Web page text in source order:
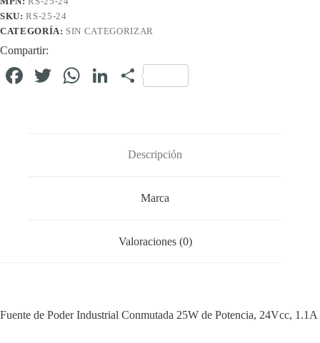
SKU:RS-25-24
CATEGORÍA: SIN CATEGORIZAR
Compartir:
Fa T
W
Li
In
C
pa
rti
r
Descripción
Marca
Valoraciones (0)
Fuente de Poder Industrial Conmutada 25W de Potencia, 24Vcc, 1.1A